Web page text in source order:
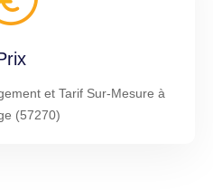
et Tarif Sur-Mesure à
(57270)